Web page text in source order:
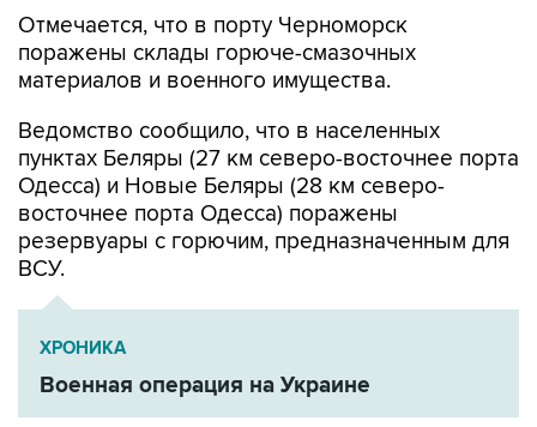
Отмечается, что в порту Черноморск
поражены склады горюче-смазочных
материалов и военного имущества.
Ведомство сообщило, что в населенных
пунктах Беляры (27 км северо-восточнее порта
Одесса) и Новые Беляры (28 км северо-
восточнее порта Одесса) поражены
резервуары с горючим, предназначенным для
ВСУ.
ХРОНИКА
Военная операция на Украине